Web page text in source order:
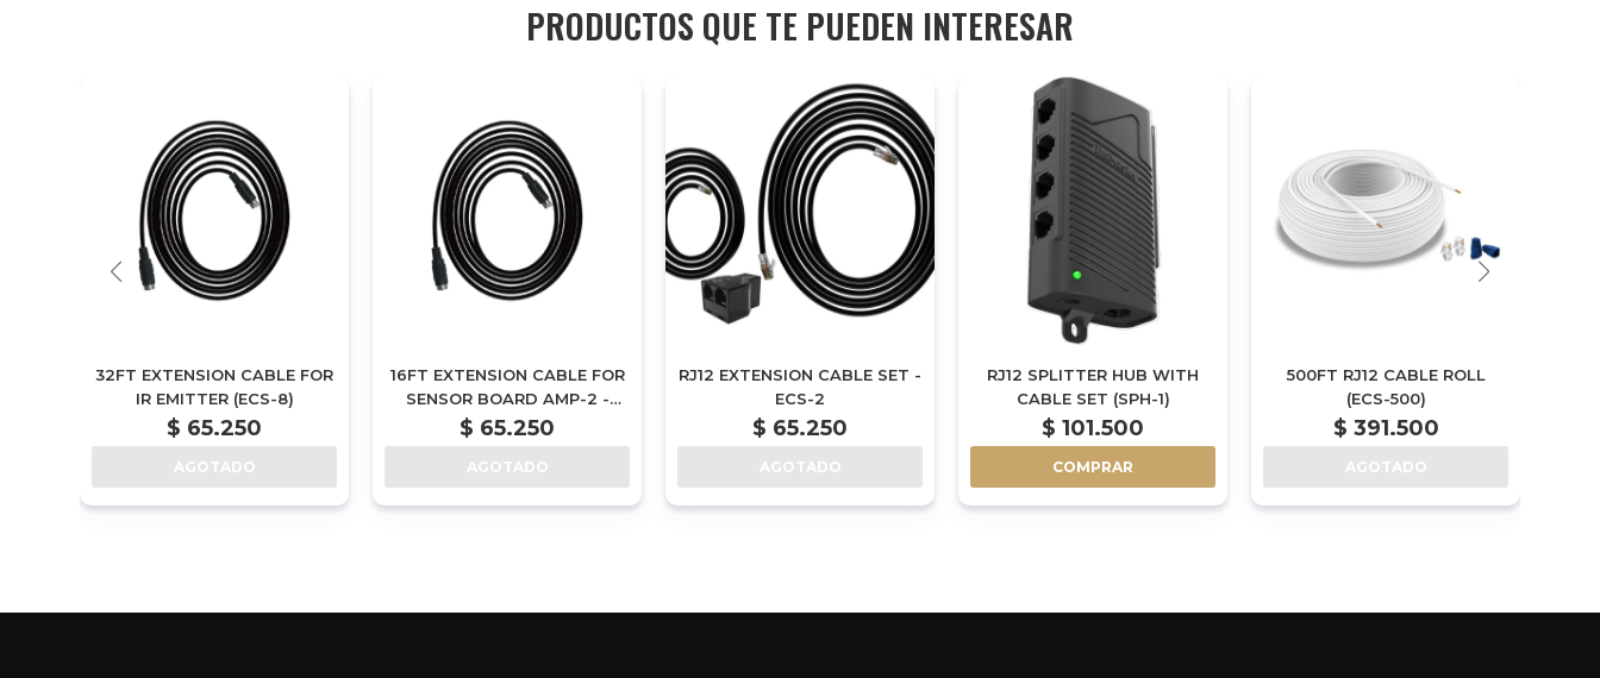
PRODUCTOS QUE TE PUEDEN INTERESAR
32FT EXTENSION CABLE FOR
IR EMITTER (ECS-8)
$ 65.250
AGOTADO
16FT EXTENSION CABLE FOR
SENSOR BOARD AMP-2 -
ECS-4
$ 65.250
AGOTADO
RJ12 EXTENSION CABLE SET -
ECS-2
$ 65.250
AGOTADO
RJ12 SPLITTER HUB WITH
CABLE SET (SPH-1)
$ 101.500
COMPRAR
500FT RJ12 CABLE ROLL
(ECS-500)
$ 391.500
AGOTADO